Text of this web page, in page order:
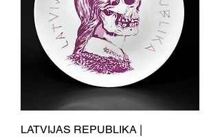
LATVIJAS REPUBLIKA |